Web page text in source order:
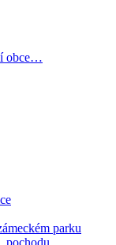
obce…
parku
pochodu